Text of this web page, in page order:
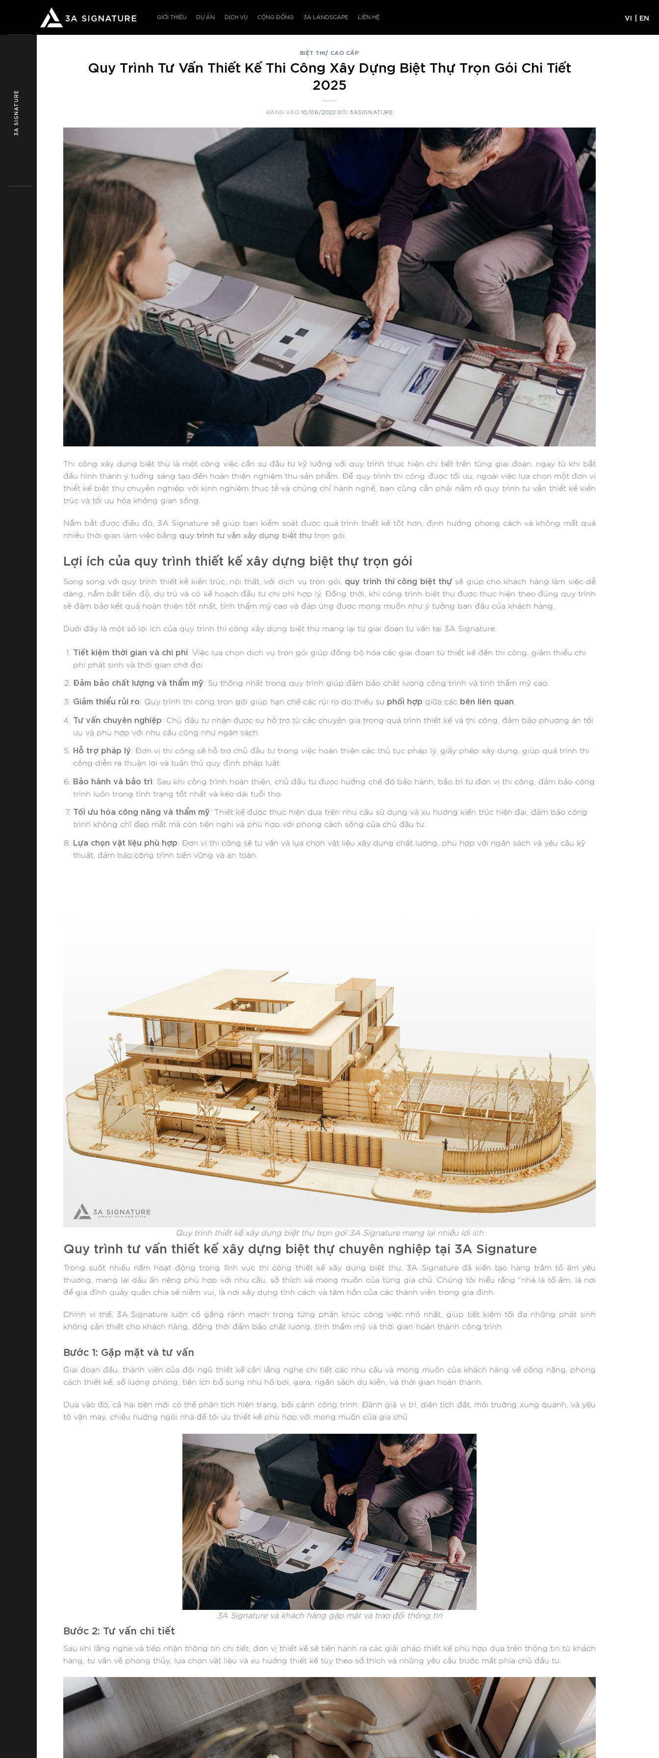
3A SIGNATURE
GIỚI THIỆU DỰ ÁN DỊCH VỤ CỘNG ĐỒNG 3A LANDSCAPE LIÊN HỆ VI | EN
BIỆT THỰ CAO CẤP
Quy Trình Tư Vấn Thiết Kế Thi Công Xây Dựng Biệt Thự Trọn Gói Chi Tiết
2025
ĐĂNG VÀO 10/06/2022 BỞI3ASIGNATURE
Thi công xây dựng biệt thự là một công việc cần sự đầu tư kỹ lưỡng với quy trình thực hiện chi tiết trên từng giai đoạn. ngay từ khi bắt
đầu hình thành ý tưởng sáng tạo đến hoàn thiện nghiệm thu sản phẩm. Để quy trình thi công được tối ưu, ngoài việc lựa chọn một đơn vị
thiết kế biệt thự chuyên nghiệp với kinh nghiệm thực tế và chứng chỉ hành nghề, bạn cũng cần phải nắm rõ quy trình tư vấn thiết kế kiến
trúc và tối ưu hóa không gian sống.
Nắm bắt được điều đó, 3A Signature sẽ giúp bạn kiểm soát được quá trình thiết kế tốt hơn, định hướng phong cách và không mất quá
nhiều thời gian làm việc bằng quy trình tư vấn xây dựng biệt thựtrọn gói.
Lợi ích của quy trình thiết kế xây dựng biệt thự trọn gói
Song song với quy trình thiết kế kiến trúc, nội thất, với dịch vụ trọn gói, quy trình thi công biệt thự sẽ giúp cho khách hàng làm việc dễ
dàng, nắm bắt tiến độ, dự trù và có kế hoạch đầu tư chi phí hợp lý. Đồng thời, khi công trình biệt thự được thực hiện theo đúng quy trình
sẽ đảm bảo kết quả hoàn thiện tốt nhất, tính thẩm mỹ cao và đáp ứng được mong muốn như ý tưởng ban đầu của khách hàng.
Dưới đây là một số lợi ích của quy trình thi công xây dựng biệt thự mang lại từ giai đoạn tư vấn tại 3A Signature:
Tiết kiệm thời gian và chi phí: Việc lựa chọn dịch vụ trọn gói giúp đồng bộ hóa các giai đoạn từ thiết kế đến thi công, giảm thiểu chi
phí phát sinh và thời gian chờ đợi
Đảm bảo chất lượng và thẩm mỹ: Sự thống nhất trong quy trình giúp đảm bảo chất lượng công trình và tính thẩm mỹ cao. ​
Giảm thiểu rủi ro: Quy trình thi công trọn gói giúp hạn chế các rủi ro do thiếu sự phối hợp giữa các bên liên quan
Tư vấn chuyên nghiệp: Chủ đầu tư nhận được sự hỗ trợ từ các chuyên gia trong quá trình thiết kế và thi công, đảm bảo phương án tối
ưu và phù hợp với nhu cầu cũng như ngân sách. ​
Hỗ trợ pháp lý: Đơn vị thi công sẽ hỗ trợ chủ đầu tư trong việc hoàn thiện các thủ tục pháp lý, giấy phép xây dựng, giúp quá trình thi
công diễn ra thuận lợi và tuân thủ quy định pháp luật. ​
Bảo hành và bảo trì: Sau khi công trình hoàn thiện, chủ đầu tư được hưởng chế độ bảo hành, bảo trì từ đơn vị thi công, đảm bảo công
trình luôn trong tình trạng tốt nhất và kéo dài tuổi thọ. ​
Tối ưu hóa công năng và thẩm mỹ: Thiết kế được thực hiện dựa trên nhu cầu sử dụng và xu hướng kiến trúc hiện đại, đảm bảo công
trình không chỉ đẹp mắt mà còn tiện nghi và phù hợp với phong cách sống của chủ đầu tư.
Lựa chọn vật liệu phù hợp: Đơn vị thi công sẽ tư vấn và lựa chọn vật liệu xây dựng chất lượng, phù hợp với ngân sách và yêu cầu kỹ
thuật, đảm bảo công trình bền vững và an toàn. ​
Quy trình thiết kế xây dựng biệt thự trọn gói 3A Signature mang lại nhiều lợi ích
Quy trình tư vấn thiết kế xây dựng biệt thự chuyên nghiệp tại 3A Signature
Trong suốt nhiều năm hoạt động trong lĩnh vực thi công thiết kế xây dựng biệt thự, 3A Signature đã kiến tạo hàng trăm tổ ấm yêu
thương, mang lại dấu ấn riêng phù hợp với nhu cầu, sở thích và mong muốn của từng gia chủ. Chúng tôi hiểu rằng “nhà là tổ ấm, là nơi
để gia đình quây quần chia sẻ niềm vui, là nơi xây dựng tính cách và tâm hồn của các thành viên trong gia đình.
Chính vì thế, 3A Signature luôn cố gắng rành mạch trong từng phân khúc công việc nhỏ nhất, giúp tiết kiệm tối đa những phát sinh
không cần thiết cho khách hàng, đồng thời đảm bảo chất lượng, tính thẩm mỹ và thời gian hoàn thành công trình.
Bước 1: Gặp mặt và tư vấn
Giai đoạn đầu, thành viên của đội ngũ thiết kế cần lắng nghe chi tiết các nhu cầu và mong muốn của khách hàng về công năng, phong
cách thiết kế, số lượng phòng, tiện ích bổ sung như hồ bơi, gara, ngân sách dự kiến, và thời gian hoàn thành.
Dựa vào đó, cả hai bên mới có thể phân tích hiện trạng, bối cảnh công trình: Đánh giá vị trí, diện tích đất, môi trường xung quanh, và yếu
tố vận may, chiều hướng ngôi nhà để tối ưu thiết kế phù hợp với mong muốn của gia chủ
3A Signature và khách hàng gặp mặt và trao đổi thông tin
Bước 2: Tư vấn chi tiết
Sau khi lắng nghe và tiếp nhận thông tin chi tiết, đơn vị thiết kế sẽ tiến hành ra các giải pháp thiết kế phù hợp dựa trên thông tin từ khách
hàng, tư vấn về phong thủy, lựa chọn vật liệu và xu hướng thiết kế tùy theo sở thích và những yêu cầu trước mắt phía chủ đầu tư.